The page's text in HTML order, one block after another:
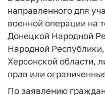
направленного для
военной операции на
Донецкой Народной
Народной
Херсонской области,
прав или
По заявлению